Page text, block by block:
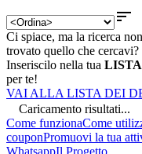

Ci spiace, ma la ricerca
trovato quello che cercavi?
Inseriscilo nella tua
per te!
VAI ALLA LISTA DEI
Caricamento risultati...
Come funzionaCome
couponPromuovi la tua
WhatsappIl Progetto